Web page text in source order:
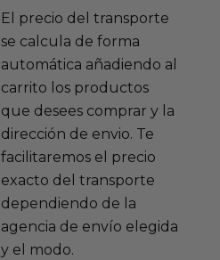
El precio del transporte
se calcula de forma
automática añadiendo al
carrito los productos
que desees comprar y la
dirección de envio. Te
facilitaremos el precio
exacto del transporte
dependiendo de la
agencia de envío elegida
y el modo.